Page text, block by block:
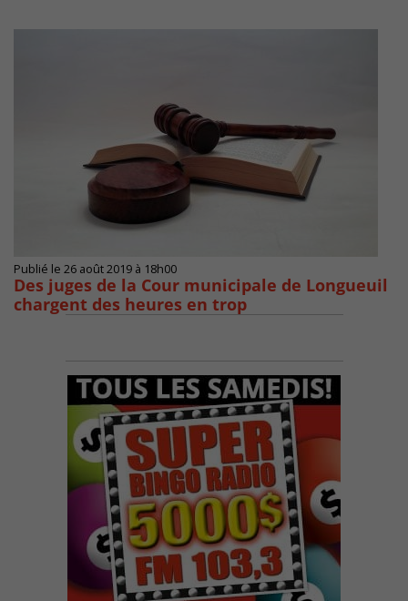
Publié le 26 août 2019 à 18h00
Des juges de la Cour municipale de Longueuil
chargent des heures en trop